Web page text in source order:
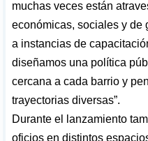
muchas veces están
económicas, sociales y de
a instancias de
diseñamos una política
cercana a cada barrio y
trayectorias diversas”.
Durante el lanzamiento
oficios en distintos